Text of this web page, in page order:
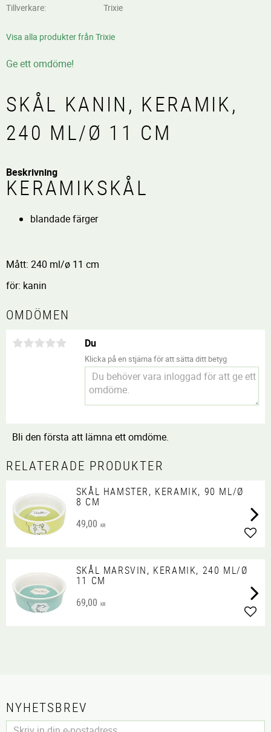
Tillverkare
Trixie
Visa alla produkter från Trixie
Ge ett omdöme!
SKÅL KANIN, KERAMIK,
240 ML/Ø 11 CM
Beskrivning
KERAMIKSKÅL
blandade färger
Mått: 240 ml/ø 11 cm
för: kanin
OMDÖMEN
Du
Klicka på en stjärna för att sätta ditt betyg
Bli den första att lämna ett omdöme.
RELATERADE PRODUKTER
SKÅL HAMSTER, KERAMIK, 90 ML/Ø
8 CM
49,00 KR
SKÅL MARSVIN, KERAMIK, 240 ML/Ø
11 CM
69,00 KR
NYHETSBREV